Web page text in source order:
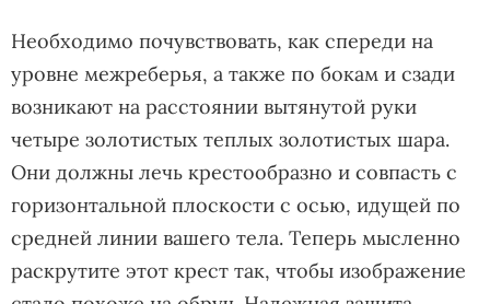
Необходимо почувствовать, как спереди на
уровне межреберья, а также по бокам и сзади
возникают на расстоянии вытянутой руки
четыре золотистых теплых золотистых шара.
Они должны лечь крестообразно и совпасть с
горизонтальной плоскости с осью, идущей по
средней линии вашего тела. Теперь мысленно
раскрутите этот крест так, чтобы изображение